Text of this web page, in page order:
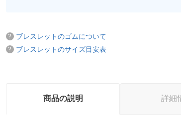
ブレスレットのゴムについて
ブレスレットのサイズ目安表
商品の説明 詳細